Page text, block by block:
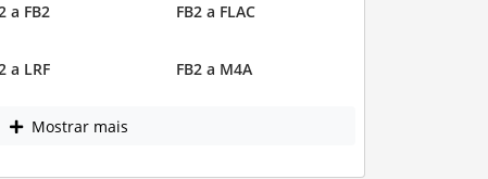
a FB2 FB2 a FLAC
a LRF FB2 a M4A
Mostrar mais